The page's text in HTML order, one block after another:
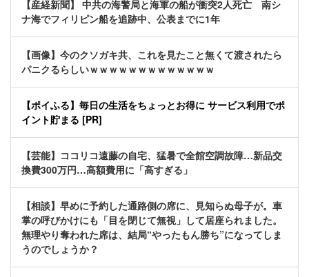
【産経新聞】 中共の海警局と海軍の船が衝突2人死亡 南シ
ナ海でフィリピン船を追跡中、公表までに1年
【画像】今のクソガキ共、これを見たこと無くて渡されたら
パニクるらしいｗｗｗｗｗｗｗｗｗｗｗｗｗ
【ポイふる】毎日の生活をちょっとお得に サービス利用でポ
イント貯まる [PR]
【芸能】ココリコ遠藤の自宅、猛暑で全館空調故障…新品交
換費300万円…高額費用に「高すぎる」
【相談】早めに予約した通路側の席に、見知らぬ母子が。車
掌の呼びかけにも「目を閉じて無視」して居座られました。
無理やり奪われた席は、結局“やったもん勝ち”になってしま
うのでしょうか？